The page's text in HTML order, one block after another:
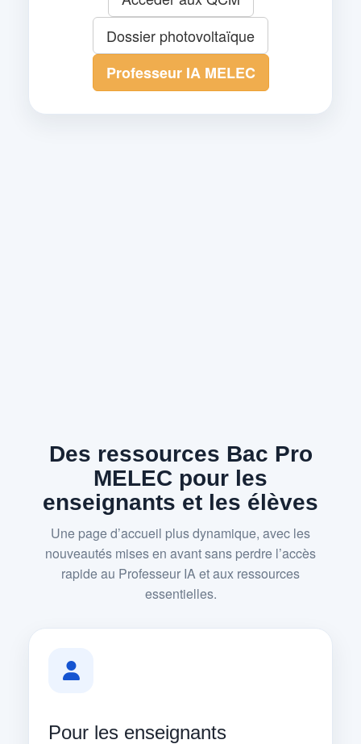
Dossier photovoltaïque
Professeur IA MELEC
Des ressources Bac Pro
MELEC pour les
enseignants et les élèves
Une page d’accueil plus dynamique, avec les
nouveautés mises en avant sans perdre l’accès
rapide au Professeur IA et aux ressources
essentielles.
Pour les enseignants